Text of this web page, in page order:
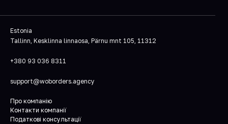
Estonia
Tallinn, Kesklinna linnaosa, Pärnu mnt 105, 11312
+380 93 036 8311
support@woborders.agency
Про компанію
Контакти компанії
Податкові консультації